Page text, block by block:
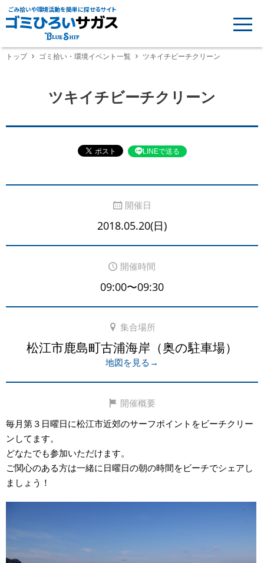
ごみ拾いや環境活動を簡単に探せるサイト
トップ ゴミ拾い・環境イベント一覧 ツキイチビーチクリーン
ツキイチビーチクリーン
LINEで送る
開催日
2018.05.20(日)
開催時間
09:00〜09:30
集合場所
松江市鹿島町古浦海岸（奥の駐車場）
地図を見る→
開催概要
毎月第３日曜日に松江市近郊のサーフポイントをビーチクリー
ンしてます。
どなたでも参加いただけます。
ご関心のある方は一緒に日曜日の朝の時間をビーチでシェアし
ましょう！